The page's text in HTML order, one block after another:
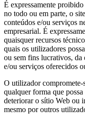
É expressamente
no todo ou em parte, o
conteúdos e/ou serviços
empresarial. É
quaisquer recursos
quais os utilizadores
ou sem fins lucrativos, da
e/ou serviços oferecidos
O utilizador compromete-
qualquer forma que
deteriorar o sítio Web ou
mesmo por outros